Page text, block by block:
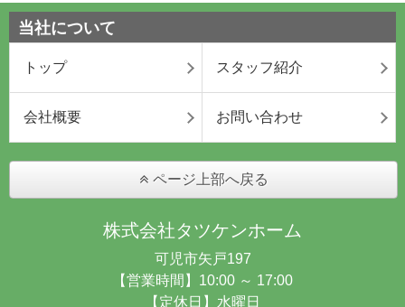
当社について
トップ スタッフ紹介
会社概要 お問い合わせ
ページ上部へ戻る
株式会社タツケンホーム
可児市矢戸197
【営業時間】10:00 ～ 17:00
【定休日】水曜日